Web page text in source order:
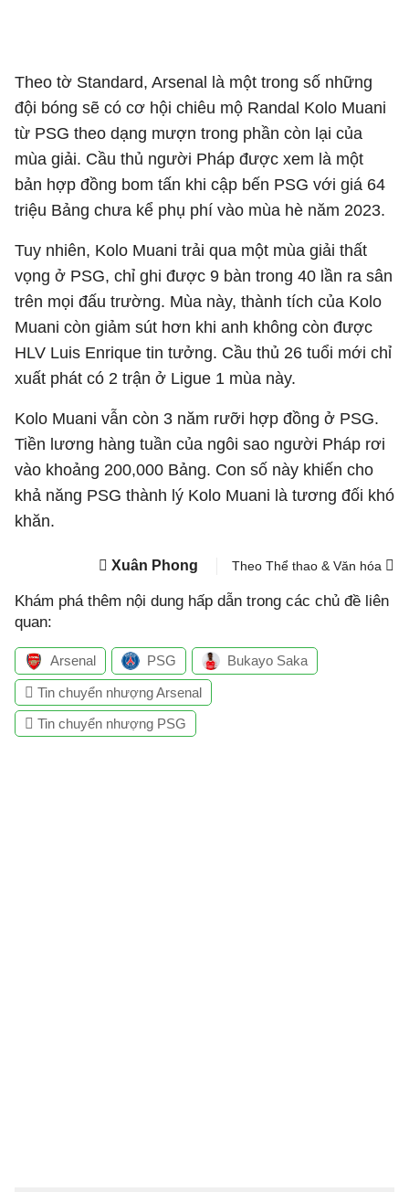
Theo tờ Standard, Arsenal là một trong số những
đội bóng sẽ có cơ hội chiêu mộ Randal Kolo Muani
từ PSG theo dạng mượn trong phần còn lại của
mùa giải. Cầu thủ người Pháp được xem là một
bản hợp đồng bom tấn khi cập bến PSG với giá 64
triệu Bảng chưa kể phụ phí vào mùa hè năm 2023.
Tuy nhiên, Kolo Muani trải qua một mùa giải thất
vọng ở PSG, chỉ ghi được 9 bàn trong 40 lần ra sân
trên mọi đấu trường. Mùa này, thành tích của Kolo
Muani còn giảm sút hơn khi anh không còn được
HLV Luis Enrique tin tưởng. Cầu thủ 26 tuổi mới chỉ
xuất phát có 2 trận ở Ligue 1 mùa này.
Kolo Muani vẫn còn 3 năm rưỡi hợp đồng ở PSG.
Tiền lương hàng tuần của ngôi sao người Pháp rơi
vào khoảng 200,000 Bảng. Con số này khiến cho
khả năng PSG thành lý Kolo Muani là tương đối khó
khăn.
Xuân Phong Theo Thể thao & Văn hóa
Khám phá thêm nội dung hấp dẫn trong các chủ đề liên
quan:
Arsenal PSG Bukayo Saka
Tin chuyển nhượng Arsenal
Tin chuyển nhượng PSG